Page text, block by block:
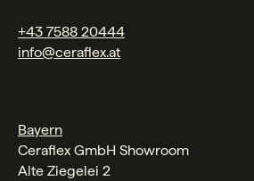
+43 7588 20444
info@ceraflex.at
Bayern
Ceraflex GmbH Showroom
Alte Ziegelei 2